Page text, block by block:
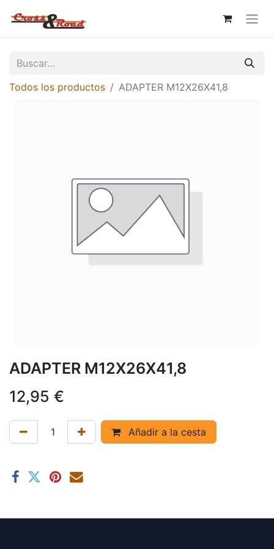
Todos los productos ADAPTER M12X26X41,8
ADAPTER M12X26X41,8
12,95 €
Añadir a la cesta